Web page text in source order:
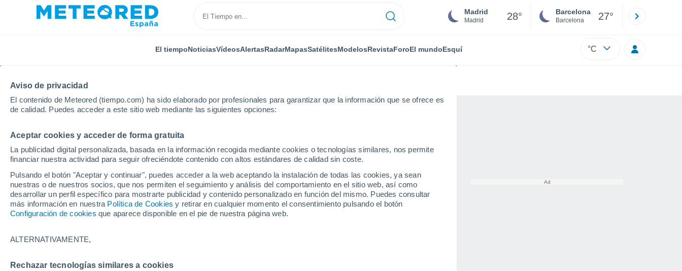
Aviso de privacidad
El contenido de Meteored (tiempo.com) ha sido elaborado por profesionales para garantizar que la información que se ofrece es
de calidad. Puedes acceder a este sitio web mediante las siguientes opciones:
Aceptar cookies y acceder de forma gratuita
La publicidad digital personalizada, basada en la información recogida mediante cookies o tecnologías similares, nos permite
financiar nuestra actividad para seguir ofreciéndote contenido con altos estándares de calidad sin coste.
Pulsando el botón "Aceptar y continuar", puedes acceder a la web aceptando la instalación de todas las cookies, ya sean
nuestras o de nuestros socios, que nos permiten el seguimiento y análisis del comportamiento en el sitio web, así como
desarrollar un perfil específico para mostrarte publicidad y contenido personalizado en función del mismo. Puedes consultar
más información en nuestra Política de Cookies y retirar en cualquier momento el consentimiento pulsando el botón
Configuración de cookies que aparece disponible en el pie de nuestra página web.
ALTERNATIVAMENTE,
Rechazar tecnologías similares a cookies
Madrid
Madrid 28° Barcelona
Barcelona 27°
El tiempoNoticiasVídeosAlertasRadarMapasSatélitesModelosRevistaForoEl mundoEsquí °C
El Niño podría surgir en mayo de 2026 y
prolongarse hasta final de año de forma
intensa, según los expertos de la NOAA
Es probable queEl Niño surja pronto